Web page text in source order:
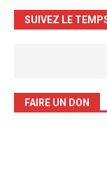
SUIVEZ LE
FAIRE UN DON